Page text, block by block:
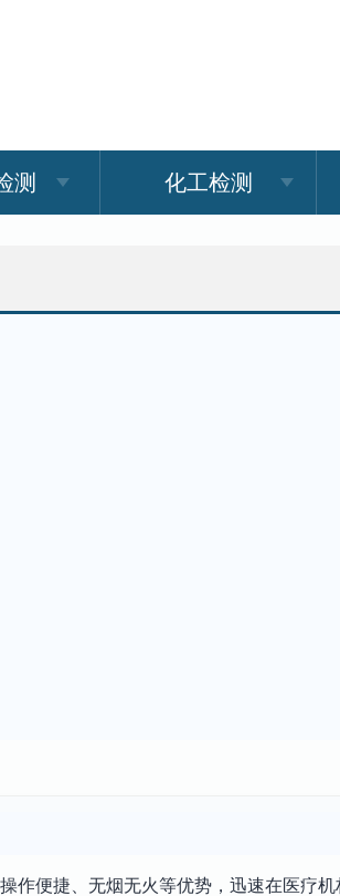
测 化工检测
作便捷、无烟无火等优势，迅速在医疗